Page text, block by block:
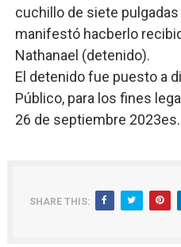
cuchillo de siete pulgadas
manifestó hacberlo
Nathanael (detenido).
El detenido fue puesto a
Público, para los fines
26 de septiembre 2023es.
SHARE THIS: